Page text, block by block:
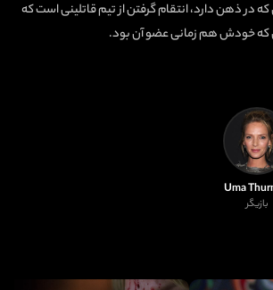
در ذهن دارد، انتقام گرفتن از تیم قاتلینی است که
که خودش هم زمانی عضو آن بود.
Uma
بازیگر